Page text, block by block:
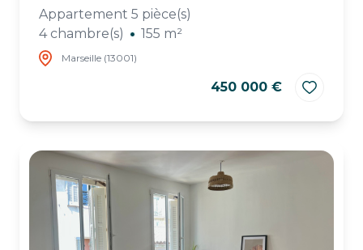
Appartement 5 pièce(s)
4 chambre(s)
155 m²
Marseille (13001)
450 000 €